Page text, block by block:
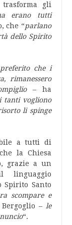
trasforma gli
erano tutti
che “parlano
dello Spirito
preferito che i
rimanessero
– ha
tanti vogliono
li spinge
a tutti di
la Chiesa
grazie a un
linguaggio
Spirito Santo
scompare e
–le
“.